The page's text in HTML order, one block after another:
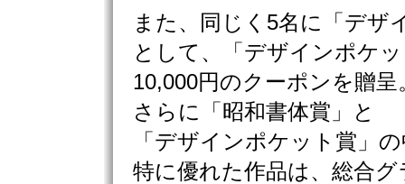
また、同じく5名に「デザ
として、「デザインポケ
10,000円のクーポンを贈呈
さらに「昭和書体賞」と
「デザインポケット賞」
特に優れた作品は、総合